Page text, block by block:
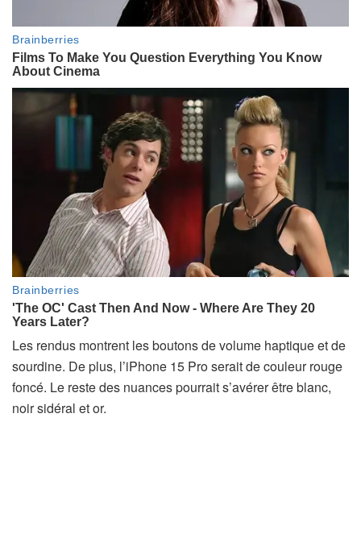
Les rendus montrent les boutons de volume haptique et de
sourdine. De plus, l’iPhone 15 Pro serait de couleur rouge
foncé. Le reste des nuances pourrait s’avérer être blanc,
noir sidéral et or.